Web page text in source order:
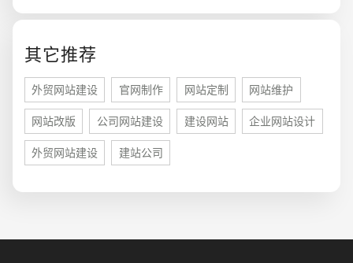
其它推荐
外贸网站建设 官网制作 网站定制 网站维护
网站改版 公司网站建设 建设网站 企业网站设计
外贸网站建设 建站公司
招标项目